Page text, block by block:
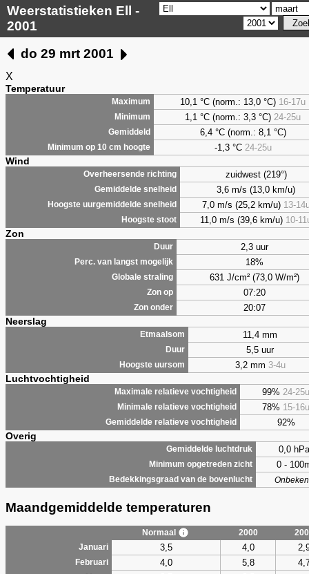
Weerstatistieken Ell -
2001
do 29 mrt 2001
X
Temperatuur
Maximum 10,1 °C (norm.: 13,0 °C) 16-17u
Minimum 1,1 °C (norm.: 3,3 °C) 24-25u
Gemiddeld 6,4°C (norm.: 8,1 °C)
Minimum op 10 cm hoogte -1,3 °C 24-25u
Wind
Overheersende richting zuidwest (219°)
Gemiddelde snelheid 3,6 m/s (13,0 km/u)
Hoogste uurgemiddelde snelheid 7,0 m/s (25,2 km/u) 13-
Hoogste stoot 11,0 m/s (39,6 km/u) 10-
Zon
Duur 2,3 uur
Perc. van langst mogelijk 18%
Globale straling 631 J/cm² (73,0 W/m²)
Zon op 07:20
Zon onder 20:07
Neerslag
Etmaalsom 11,4 mm
Duur 5,5 uur
Hoogste uursom 3,2 mm 3-4u
Luchtvochtigheid
Maximale relatieve vochtigheid 99% 24-25u
Minimale relatieve vochtigheid 78% 15-16u
Gemiddelde relatieve vochtigheid 92%
Overig
Gemiddelde luchtdruk 0,0 hPa
Minimum opgetreden zicht 0 -
Bedekkingsgraad van de bovenlucht
Maandgemiddelde temperaturen
Normaal 2000
Januari
3,5 4,0
Februari 4,0 5,8